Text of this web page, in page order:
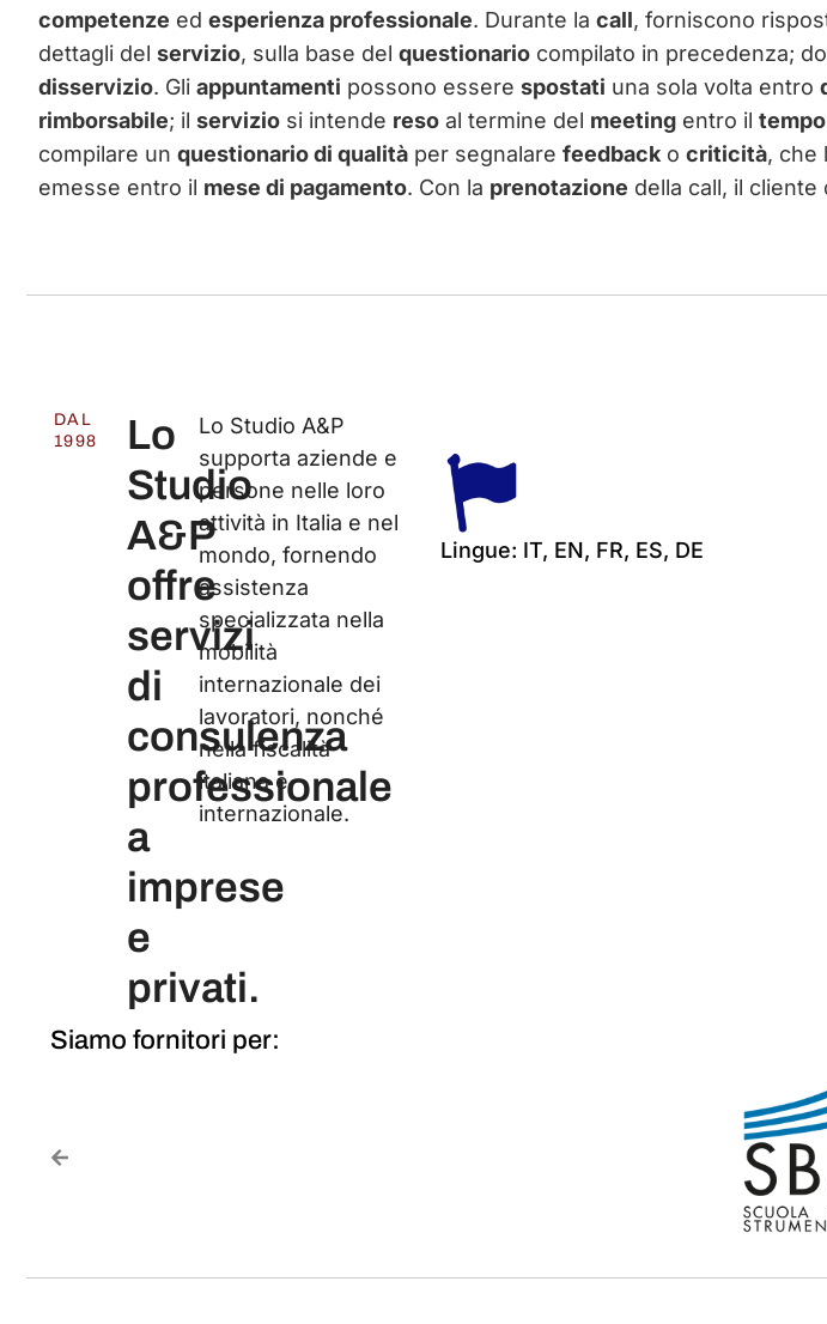
competenze ed esperienza professionale. Durante la call, forniscono
dettagli del servizio, sulla base del questionario compilato in precedenza;
disservizio. Gli appuntamenti possono essere spostati una sola volta entro
rimborsabile; il servizio si intende reso al termine del meeting entro il
compilare un questionario di qualità per segnalare feedback o criticità, che
emesse entro il mese di pagamento. Con la prenotazione della call, il
DAL
1998
Lo
Studio
A&P
offre
servizi
di
consulenza
professionale
a
imprese
e
privati.
Lo Studio A&P
supporta aziende e
persone nelle loro
attività in Italia e nel
mondo, fornendo
assistenza
specializzata nella
mobilità
internazionale dei
lavoratori, nonché
nella fiscalità
italiana e
internazionale.
Lingue: IT, EN, FR, ES, DE
Siamo fornitori per: